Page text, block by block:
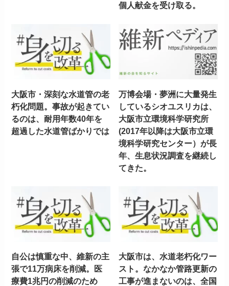
個人献金を受け取る。
大阪市・深刻な水道管の老
朽化問題。事故が起きてい
るのは、耐用年数40年を
超過した水道管ばかりでは
万博会場・夢洲に大量発生
しているシオユスリカは、
大阪市立環境科学研究所
(2017年以降は大阪市立環
境科学研究センター）が長
年、生息状況調査を継続し
てきた。
自公は慎重な中、維新の主
張で11万病床を削減。医
療費1兆円の削減のため
大阪市は、水道老朽化ワー
スト。なかなか管路更新の
工事が進まないのは、全国